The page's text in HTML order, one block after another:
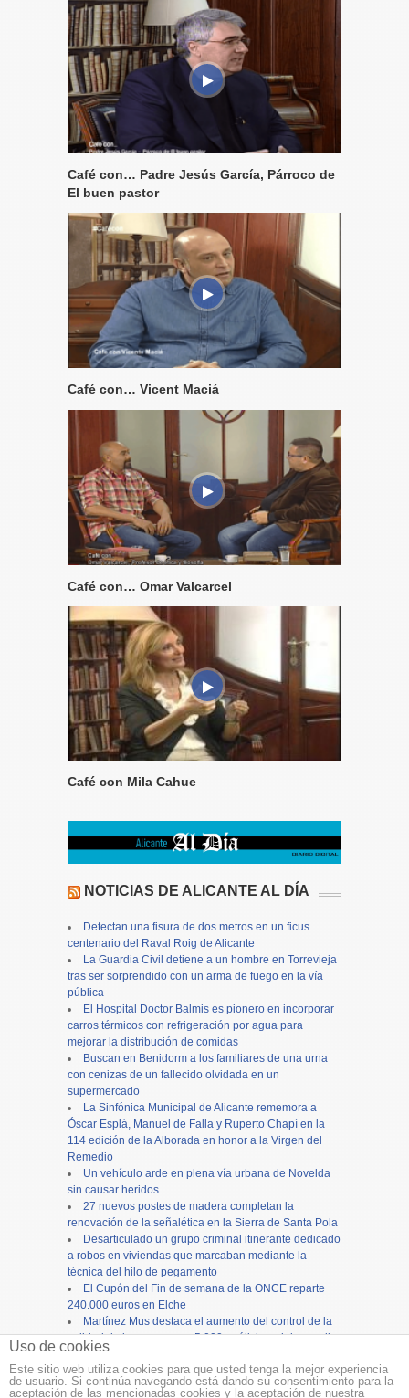
Café con… Padre Jesús García, Párroco de
El buen pastor
Café con… Vicent Maciá
Café con… Omar Valcarcel
Café con Mila Cahue
NOTICIAS DE ALICANTE AL DÍA
Detectan una fisura de dos metros en un ficus
centenario del Raval Roig de Alicante
La Guardia Civil detiene a un hombre en Torrevieja
tras ser sorprendido con un arma de fuego en la vía
pública
El Hospital Doctor Balmis es pionero en incorporar
carros térmicos con refrigeración por agua para
mejorar la distribución de comidas
Buscan en Benidorm a los familiares de una urna
con cenizas de un fallecido olvidada en un
supermercado
La Sinfónica Municipal de Alicante rememora a
Óscar Esplá, Manuel de Falla y Ruperto Chapí en la
114 edición de la Alborada en honor a la Virgen del
Remedio
Un vehículo arde en plena vía urbana de Novelda
sin causar heridos
27 nuevos postes de madera completan la
renovación de la señalética en la Sierra de Santa Pola
Desarticulado un grupo criminal itinerante dedicado
a robos en viviendas que marcaban mediante la
técnica del hilo de pegamento
El Cupón del Fin de semana de la ONCE reparte
240.000 euros en Elche
Martínez Mus destaca el aumento del control de la
calidad de las aguas con 5.000 análisis y el desarrollo
de nuevas herramientas
Copyright ©12tvy12endigital.es
Uso de cookies
Este sitio web utiliza cookies para que usted tenga la mejor experiencia
de usuario. Si continúa navegando está dando su consentimiento para la
aceptación de las mencionadas cookies y la aceptación de nuestra